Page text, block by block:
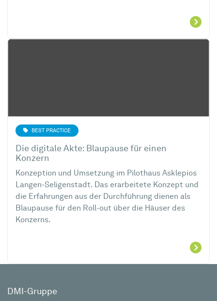
BEST PRACTICE
Die digitale Akte: Blaupause für einen
Konzern
Konzeption und Umsetzung im Pilothaus Asklepios
Langen-Seligenstadt. Das erarbeitete Konzept und
die Erfahrungen aus der Durchführung dienen als
Blaupause für den Roll-out über die Häuser des
Konzerns.
DMI-Gruppe